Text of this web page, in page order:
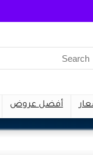
for:
أفضل عروض